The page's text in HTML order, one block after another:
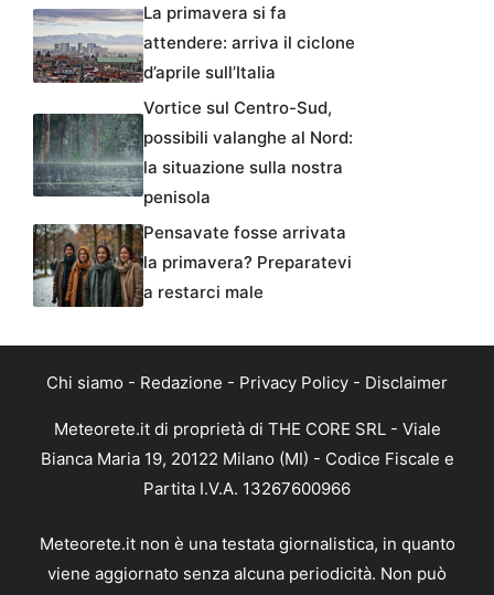
La primavera si fa
attendere: arriva il ciclone
d’aprile sull’Italia
Vortice sul Centro-Sud,
possibili valanghe al Nord:
la situazione sulla nostra
penisola
Pensavate fosse arrivata
la primavera? Preparatevi
a restarci male
Chi siamo - Redazione - Privacy Policy - Disclaimer
Meteorete.it di proprietà di THE CORE SRL - Viale
Bianca Maria 19, 20122 Milano (MI) - Codice Fiscale e
Partita I.V.A. 13267600966
Meteorete.it non è una testata giornalistica, in quanto
viene aggiornato senza alcuna periodicità. Non può